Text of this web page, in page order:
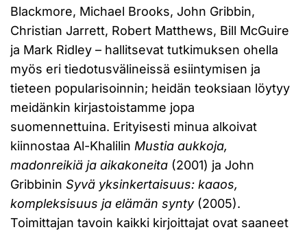
Blackmore, Michael Brooks, John Gribbin,
Christian Jarrett, Robert Matthews, Bill McGuire
ja Mark Ridley – hallitsevat tutkimuksen ohella
myös eri tiedotusvälineissä esiintymisen ja
tieteen popularisoinnin; heidän teoksiaan löytyy
meidänkin kirjastoistamme jopa
suomennettuina. Erityisesti minua alkoivat
kiinnostaa Al-Khalilin Mustia aukkoja,
madonreikiä ja aikakoneita (2001) ja John
Gribbinin Syvä yksinkertaisuus: kaaos,
kompleksisuus ja elämän synty(2005).
Toimittajan tavoin kaikki kirjoittajat ovat saaneet